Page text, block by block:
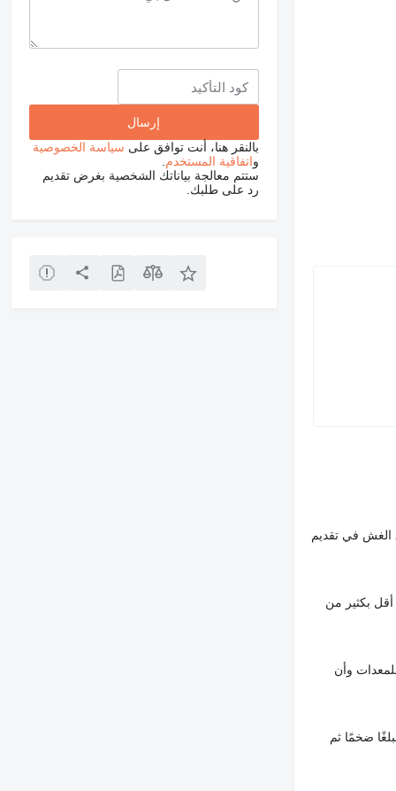
الغش في تقديم
بكثير من
وأن
ضخمًا ثم
بالنقر هنا، أنت توافق على سياسة الخصوصية
واتفاقية المستخدم
ستتم معالجة بياناتك الشخصية بغرض تقديم
رد على طلبك.